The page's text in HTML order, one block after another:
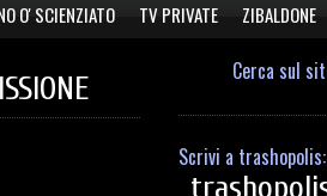
O' SCIENZIATO TV PRIVATE ZIBALDONE
Cerca sul
Scrivi a trashopolis: